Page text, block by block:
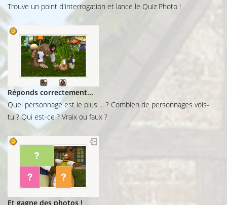
Trouve un point d'interrogation et lance le Quiz Photo !
Réponds correctement...
Quel personnage est le plus ... ? Combien de personnages vois-
tu ? Qui est-ce ? Vraix ou faux ?
Et gagne des photos !